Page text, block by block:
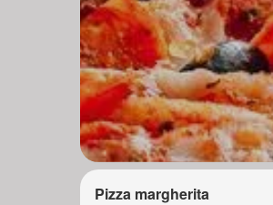
Pizza margherita